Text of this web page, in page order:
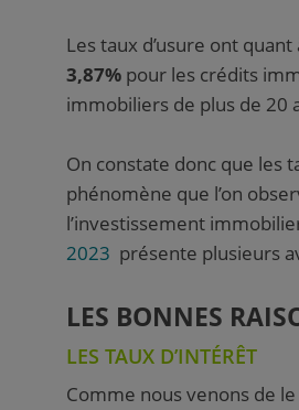
Les taux d’usure ont
3,87% pour les crédits
immobiliers de plus de 20
On constate donc que les
phénomène que l’on
l’investissement
2023 présente plusieurs
LES BONNES
LES TAUX D’INTÉRÊT
Comme nous venons de